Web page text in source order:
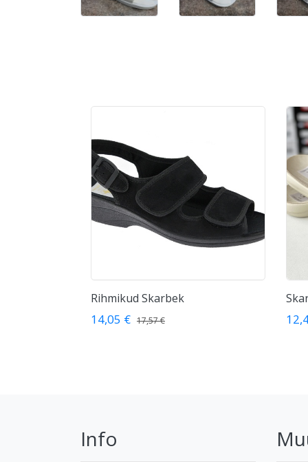
Rihmikud Skarbek
14,05 € 17,57 €
Info